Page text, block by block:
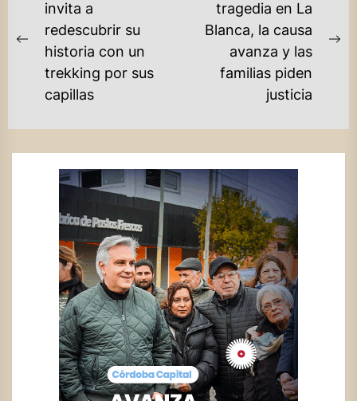
ENTRADAS
Previous
post:
invita a
redescubrir su
historia con un
trekking por sus
capillas
tragedia en La
Blanca, la causa
avanza y las
familias piden
justicia